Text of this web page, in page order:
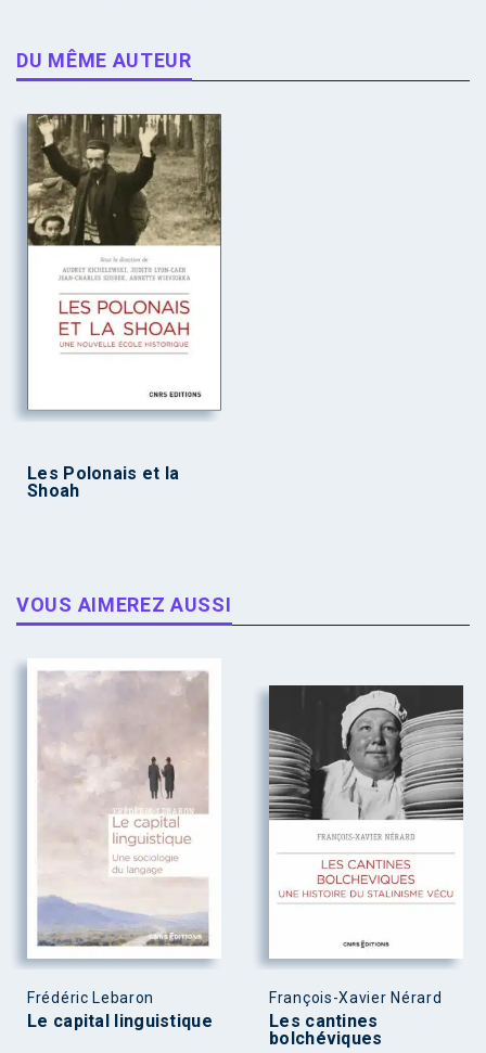
DU MÊME AUTEUR
Les Polonais et la
Shoah
VOUS AIMEREZ AUSSI
Frédéric Lebaron
Le capital linguistique
François-Xavier Nérard
Les cantines
bolchéviques